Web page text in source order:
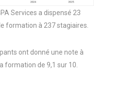
Services a dispensé 23
formation à 237 stagiaires.
ont donné une note à
formation de 9,1 sur 10.